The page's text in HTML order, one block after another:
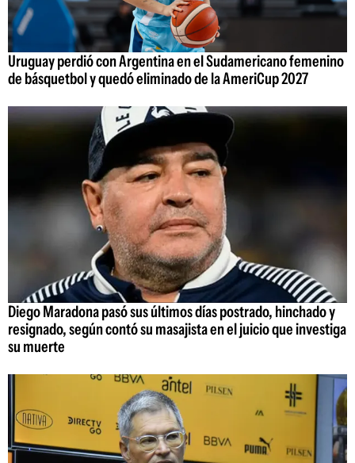
Uruguay perdió con Argentina en el Sudamericano femenino
de básquetbol y quedó eliminado de la AmeriCup 2027
Diego Maradona pasó sus últimos días postrado, hinchado y
resignado, según contó su masajista en el juicio que investiga
su muerte